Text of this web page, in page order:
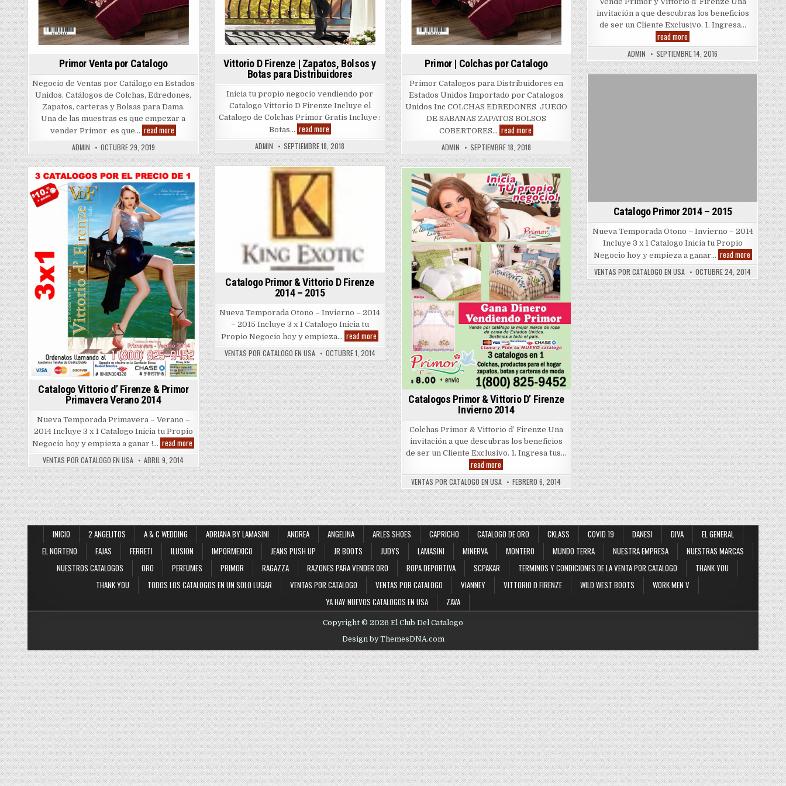
Primor Venta por Catalogo
Negocio de Ventas por Catálogo en Estados
Unidos. Catálogos de Colchas, Edredones,
Zapatos, carteras y Bolsas para Dama.
Una de las muestras es que empezar a
vender Primor es que… read more
Venta
por
Catalogo
ADMIN OCTUBRE 29, 2019
Vittorio D Firenze | Zapatos, Bolsos y
Botas para Distribuidores
Inicia tu propio negocio vendiendo por
Catalogo Vittorio D Firenze Incluye el
Catalogo de Colchas Primor Gratis Incluye :
Botas… read moreVittorio
D
Firenze
|
Zapatos,
Bolsos
y
para
ADMIN SEPTIEMBRE 18, 2018
Primor | Colchas por Catalogo
Primor Catalogos para Distribuidores en
Estados Unidos Importado por Catalogos
Unidos Inc COLCHAS EDREDONES JUEGO
DE SABANAS ZAPATOS BOLSOS
COBERTORES… read morePrimor
|
Colchas
por
Catalogo
ADMIN SEPTIEMBRE 18, 2018
invitación a que descubras los beneficios
de ser un Cliente Exclusivo. 1. Ingresa…
read more
|
Catalogo
|
Colchas
|
ADMIN SEPTIEMBRE 14, 2016
Catalogo Primor 2014 – 2015
Nueva Temporada Otono – Invierno – 2014
Incluye 3 x 1 Catalogo Inicia tu Propio
Negocio hoy y empieza a ganar… read moreCatalogo
Primor
2014
–
2015
VENTAS POR CATALOGO EN USA OCTUBRE 24, 2014
Catalogo Primor & Vittorio D Firenze
2014 – 2015
Nueva Temporada Otono – Invierno – 2014
– 2015 Incluye 3 x 1 Catalogo Inicia tu
Propio Negocio hoy y empieza… read more Catalogo
Primor
&
Vittorio
D
Firenze
2014
–
2015
VENTAS POR CATALOGO EN USA OCTUBRE 1, 2014
Posted
in
Catalogo Vittorio d’ Firenze & Primor
Primavera Verano 2014
Nueva Temporada Primavera – Verano –
2014 Incluye 3 x 1 Catalogo Inicia tu Propio
Negocio hoy y empieza a ganar !… read more Catalogo
Vittorio
d’
Firenze
&
Primor
Primavera
Verano
2014
VENTAS POR CATALOGO EN USA ABRIL 9, 2014
Posted
in
Catalogos Primor & Vittorio D’ Firenze
Invierno 2014
Colchas Primor & Vittorio d’ Firenze Una
invitación a que descubras los beneficios
de ser un Cliente Exclusivo. 1. Ingresa tus…
read more
Primor
&
Vittorio
D’
Firenze
Invierno
2014
VENTAS POR CATALOGO EN USA FEBRERO 6, 2014
INICIO 2 ANGELITOS A & C WEDDING ADRIANA BY LAMASINI ANDREA ANGELINA ARLES SHOES CAPRICHO CATALOGO DE ORO CKLASS COVID 19 DANESI DIVA
EL GENERAL
EL NORTENO
FAJAS FERRETI ILUSION IMPORMEXICO JEANS PUSH UP JR BOOTS JUDYS LAMASINI MINERVA MONTERO MUNDO TERRA NUESTRA EMPRESA
NUESTRAS MARCAS
NUESTROS CATALOGOS
ORO PERFUMES PRIMOR RAGAZZA RAZONES PARA VENDER ORO ROPA DEPORTIVA SCPAKAR TERMINOS Y CONDICIONES DE LA VENTA POR CATALOGO
THANK YOU
THANK YOU
TODOS LOS CATALOGOS EN UN SOLO LUGAR VENTAS POR CATALOGO VENTAS POR CATALOGO VIANNEY VITTORIO D FIRENZE WILD WEST BOOTS
WORK MEN V
YA HAY NUEVOS CATALOGOS EN USA
ZAVA
Copyright © 2026 El Club Del Catalogo
Design by ThemesDNA.com